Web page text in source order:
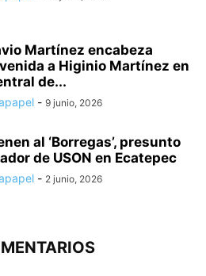
Martínez encabeza
a Higinio Martínez en
de...
- 9 junio, 2026
al ‘Borregas’, presunto
de USON en Ecatepec
- 2 junio, 2026